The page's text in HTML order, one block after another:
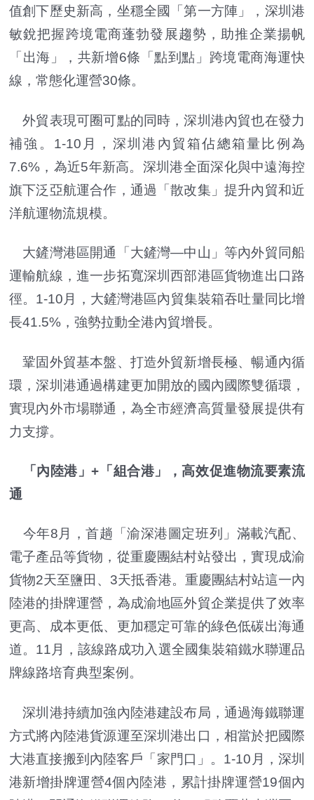
值創下歷史新高，坐穩全國「第一方陣」，深圳港
敏銳把握跨境電商蓬勃發展趨勢，助推企業揚帆
「出海」，共新增6條「點到點」跨境電商海運快
線，常態化運營30條。
外貿表現可圈可點的同時，深圳港內貿也在發力
補強。1-10月，深圳港內貿箱佔總箱量比例為
7.6%，為近5年新高。深圳港全面深化與中遠海控
旗下泛亞航運合作，通過「散改集」提升內貿和近
洋航運物流規模。
大鏟灣港區開通「大鏟灣—中山」等內外貿同船
運輸航線，進一步拓寬深圳西部港區貨物進出口路
徑。1-10月，大鏟灣港區內貿集裝箱吞吐量同比增
長41.5%，強勢拉動全港內貿增長。
鞏固外貿基本盤、打造外貿新增長極、暢通內循
環，深圳港通過構建更加開放的國內國際雙循環，
實現內外市場聯通，為全市經濟高質量發展提供有
力支撐。
「內陸港」+「組合港」，高效促進物流要素流
通
今年8月，首趟「渝深港圖定班列」滿載汽配、
電子產品等貨物，從重慶團結村站發出，實現成渝
貨物2天至鹽田、3天抵香港。重慶團結村站這一內
陸港的掛牌運營，為成渝地區外貿企業提供了效率
更高、成本更低、更加穩定可靠的綠色低碳出海通
道。11月，該線路成功入選全國集裝箱鐵水聯運品
牌線路培育典型案例。
深圳港持續加強內陸港建設布局，通過海鐵聯運
方式將內陸港貨源運至深圳港出口，相當於把國際
大港直接搬到內陸客戶「家門口」。1-10月，深圳
港新增掛牌運營4個內陸港，累計掛牌運營19個內